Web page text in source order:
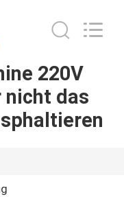
220V
nicht das